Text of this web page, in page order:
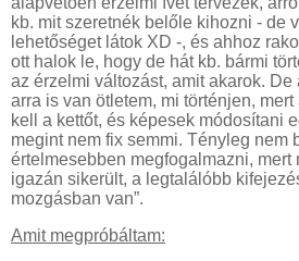
kb. mit szeretnék belőle kihozni - de
lehetőséget látok XD -, és ahhoz
ott halok le, hogy de hát kb. bármi
az érzelmi változást, amit akarok. De
arra is van ötletem, mi történjen,
kell a kettőt, és képesek módosítani
megint nem fix semmi. Tényleg nem
értelmesebben megfogalmazni, mert
igazán sikerült, a legtalálóbb
mozgásban van”.
Amit megpróbáltam: